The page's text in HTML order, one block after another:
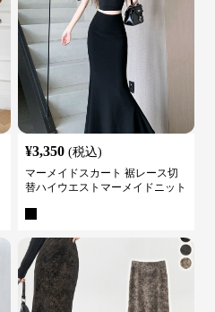
¥3,350 (税込)
マーメイドスカート 裾レース切
替ハイウエストマーメイドニット